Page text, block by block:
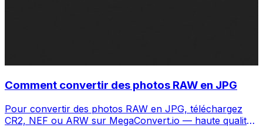
Comment convertir des photos RAW en JPG
Pour convertir des photos RAW en JPG, téléchargez
CR2, NEF ou ARW sur MegaConvert.io — haute qualité,